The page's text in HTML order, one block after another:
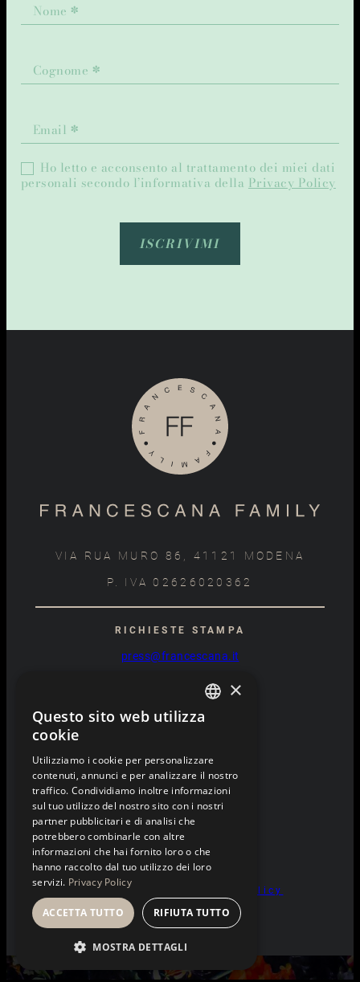
newsletter
Nome*
Cognome *
Email *
Ho letto e acconsento al trattamento dei miei dati
personali secondo l’informativa della Privacy Policy
ISCRIVIMI
VIA RUA MURO 86, 41121 MODENA
P. IVA 02626020362
RICHIESTE STAMPA
press@francescana.it
Instagram
Facebook
TikTok
LinkedIn
Privacy Policy Cookie Policy
×
Questo sito web utilizza
cookie
Utilizziamo i cookie per personalizzare
contenuti, annunci e per analizzare il nostro
traffico. Condividiamo inoltre informazioni
sul tuo utilizzo del nostro sito con i nostri
partner pubblicitari e di analisi che
potrebbero combinarle con altre
informazioni che hai fornito loro o che
hanno raccolto dal tuo utilizzo dei loro
servizi. Privacy Policy
ACCETTA TUTTO RIFIUTA TUTTO
MOSTRA DETTAGLI